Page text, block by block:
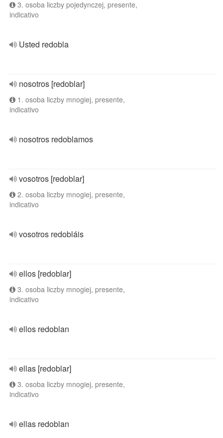
3. osoba liczby pojedynczej, presente,
indicativo
Usted redobla
nosotros [redoblar]
1. osoba liczby mnogiej, presente,
indicativo
nosotros redoblamos
vosotros [redoblar]
2. osoba liczby mnogiej, presente,
indicativo
vosotros redobláis
ellos [redoblar]
3. osoba liczby mnogiej, presente,
indicativo
ellos redoblan
ellas [redoblar]
3. osoba liczby mnogiej, presente,
indicativo
ellas redoblan